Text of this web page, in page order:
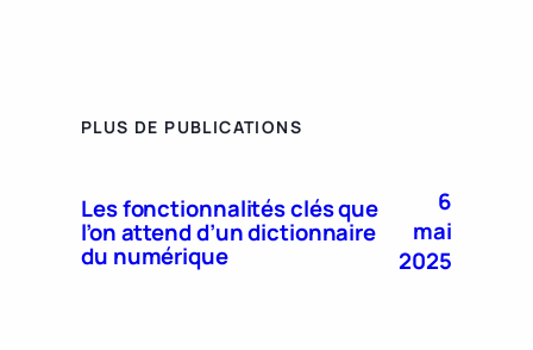
PLUS DE PUBLICATIONS
Les fonctionnalités clés que
l’on attend d’un dictionnaire
du numérique
6
mai
2025